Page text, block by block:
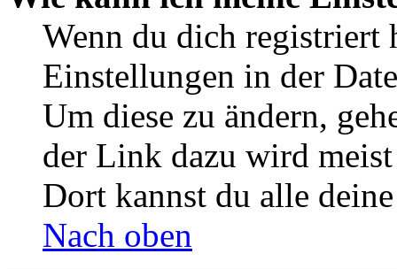
Wenn du dich registriert
Einstellungen in der
Um diese zu ändern,
der Link dazu wird
Dort kannst du alle
Nach oben